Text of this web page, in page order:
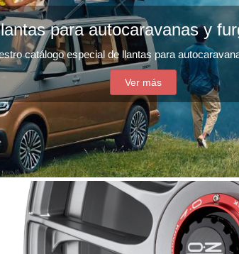
para autocaravanas y
catálogo especial de llantas para
Ver más